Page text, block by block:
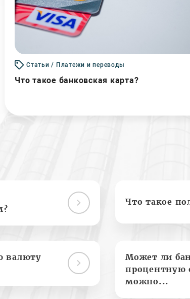
Статьи / Платежи и переводы
Что такое банковская карта?
Что такое
валюту
Может ли
процентную
можно...